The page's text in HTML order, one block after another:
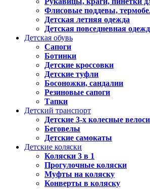
Флисовые поддевы,
Детская летняя одежда
Детская повседневная
Детская обувь
Сапоги
Ботинки
Детские кроссовки
Детские туфли
Босоножки, сандалии
Резиновые сапоги
Тапки
Детский транспорт
Детские 3-х колесные
Беговелы
Детские самокаты
Детские коляски
Коляски 3 в 1
Прогулочные коляски
Муфты на коляску
Конверты в коляску